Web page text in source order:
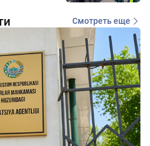
Смотреть еще